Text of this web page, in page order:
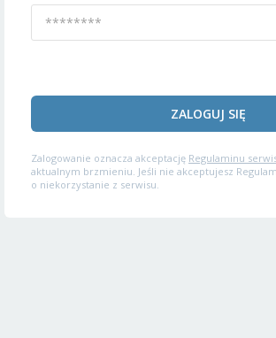
ZALOGUJ SIĘ
Zalogowanie oznacza akceptację Regulaminu
aktualnym brzmieniu. Jeśli nie akceptujesz
o niekorzystanie z serwisu.